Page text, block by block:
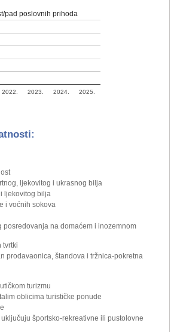
pad poslovnih prihoda
2022. 2023. 2024. 2025.
ljekovitog i ukrasnog bilja
ljekovitog bilja
i voćnih sokova
posredovanja na domaćem i inozemnom
tvrtki
prodavaonica, štandova i tržnica-pokretna
turizmu
oblicima turističke ponude
športsko-rekreativne ili pustolovne